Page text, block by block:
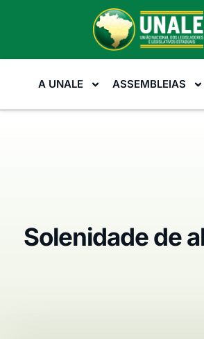
A UNALE ASSEMBLEIAS
Solenidade de